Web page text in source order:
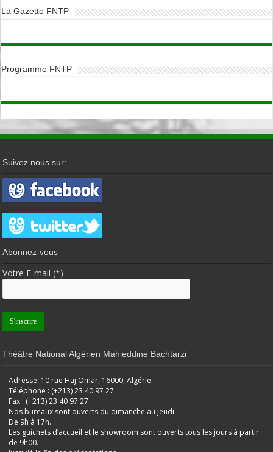
La Gazette FNTP
Programme FNTP
Suivez nous sur:
Abonnez-vous
Votre E-mail (*)
Théâtre National Algérien Mahieddine Bachtarzi
Adresse: 10 rue Haj Omar, 16000, Algérie
Téléphone : (+213) 23 40 97 27
Fax : (+213) 23 40 97 27
Nos bureaux sont ouverts du dimanche au jeudi
De 9h à 17h.
Les guichets d’accueil et le showroom sont ouverts tous les jours à partir
de 9h00.